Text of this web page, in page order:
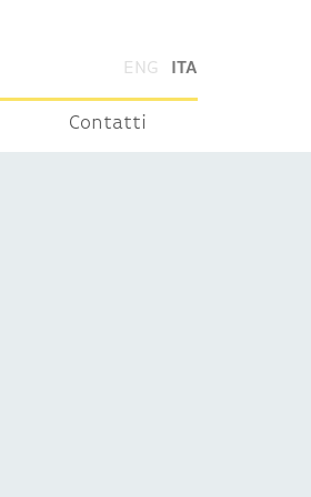
ENG ITA
Contatti